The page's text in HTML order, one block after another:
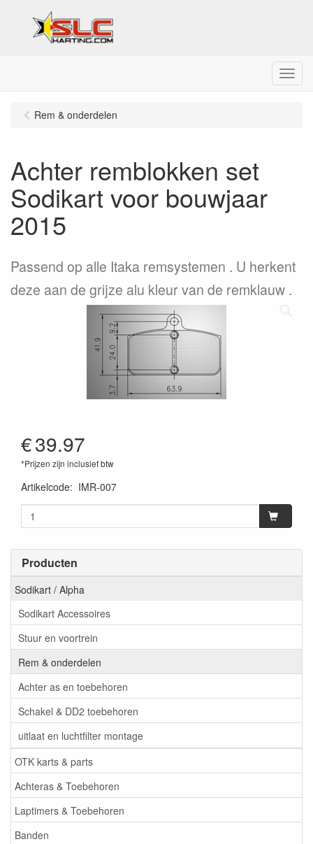
Menu
Producten
Sodikart / Alpha
Sodikart Accessoires
Stuur en voortrein
Rem & onderdelen
Achter as en toebehoren
Schakel & DD2 toebehoren
uitlaat en luchtfilter montage
OTK karts & parts
Achteras & Toebehoren
Laptimers & Toebehoren
Banden
Rem & onderdelen
Achter remblokken set
Sodikart voor bouwjaar
2015
Passend op alle Itaka remsystemen . U herkent
deze aan de grijze alu kleur van de remklauw .
€39.97
*Prijzen zijn inclusief btw
Artikelcode: IMR-007